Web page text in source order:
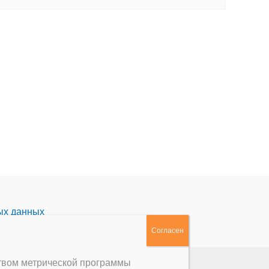
данных
метрической программы